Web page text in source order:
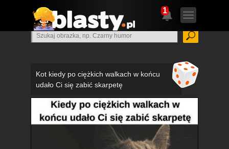
1
Kot kiedy po ciężkich walkach w końcu
udało Ci się zabić skarpetę